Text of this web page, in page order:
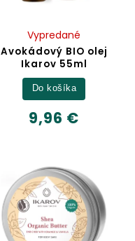
Avokádový BIO olej
Ikarov 55ml
Vypredané
9,96 €
Do košíka